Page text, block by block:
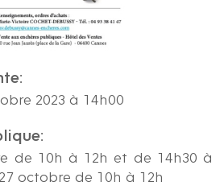
2023 à 14h00
de 10h à 12h et de 14h30 à
octobre de 10h à 12h